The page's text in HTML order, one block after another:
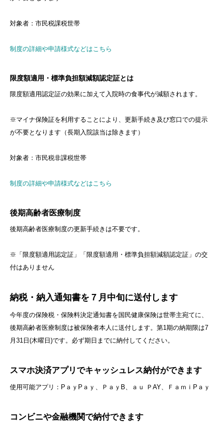
対象者：市民税課税世帯
制度の詳細や申請様式などはこちら
限度額適用・標準負担額減額認定証とは
限度額適用認定証の効果に加えて入院時の食事代が減額されます。
※マイナ保険証を利用することにより、更新手続き及び窓口での提示
が不要となります（長期入院該当は除きます）
対象者：市民税非課税世帯
制度の詳細や申請様式などはこちら
後期高齢者医療制度
後期高齢者医療制度の更新手続きは不要です。
※「限度額適用認定証」「限度額適用・標準負担額減額認定証」の交
付はありません
納税・納入通知書を７月中旬に送付します
今年度の保険税・保険料決定通知書を国民健康保険は世帯主宛てに、
後期高齢者医療制度は被保険者本人に送付します。第1期の納期限は7
月31日(木曜日)です。必ず期日までに納付してください。
スマホ決済アプリでキャッシュレス納付ができます
使用可能アプリ：PａｙPａｙ、ＰａｙB、ａｕ ＰAY、ＦａｍｉPａｙ
コンビニや金融機関で納付できます